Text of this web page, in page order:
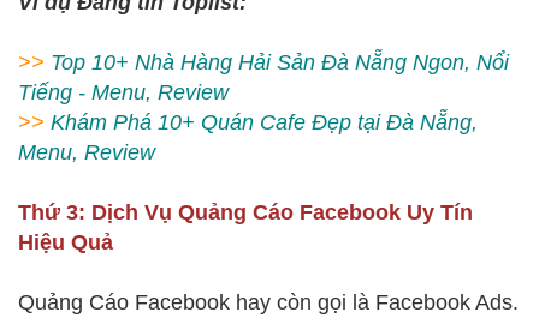
>> Top 10+ Nhà Hàng Hải Sản Đà Nẵng Ngon, Nổi
Tiếng - Menu, Review
>> Khám Phá 10+ Quán Cafe Đẹp tại Đà Nẵng,
Menu, Review
Thứ 3: Dịch Vụ Quảng Cáo Facebook Uy Tín
Hiệu Quả
Quảng Cáo Facebook hay còn gọi là Facebook Ads.